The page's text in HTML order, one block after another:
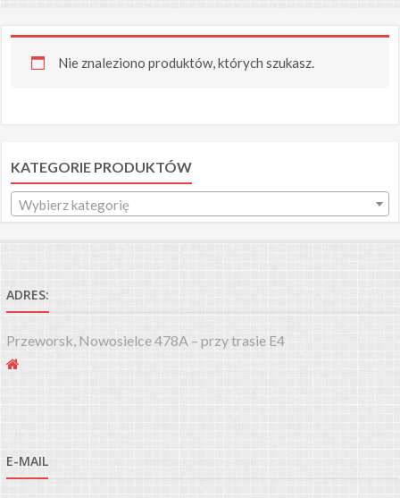
Nie znaleziono produktów, których szukasz.
KATEGORIE PRODUKTÓW
Wybierz kategorię
ADRES:
Przeworsk, Nowosielce 478A – przy trasie E4
E-MAIL